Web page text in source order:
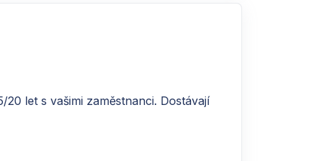
let s vašimi zaměstnanci. Dostávají